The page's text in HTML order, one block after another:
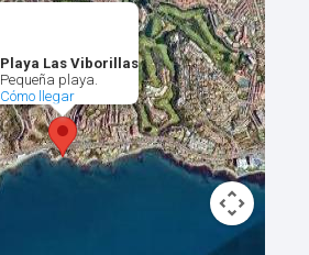
Playa Las Viborillas
Pequeña playa.
Cómo llegar